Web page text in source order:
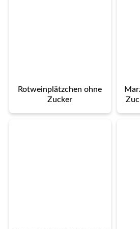
Rotweinplätzchen ohne
Zucker